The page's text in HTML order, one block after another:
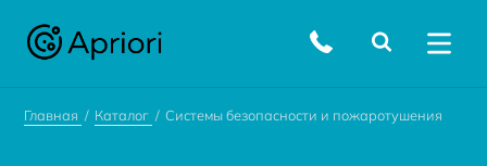
Главная Каталог Системы безопасности и пожаротушения